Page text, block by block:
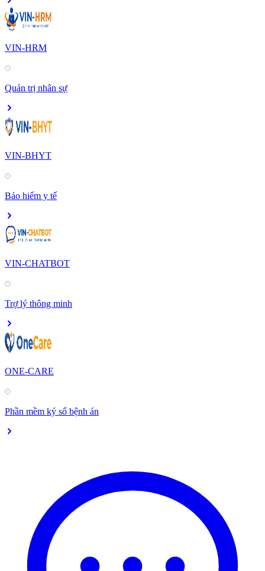
VIN-HRM
Quản trị nhân sự
VIN-BHYT
Bảo hiểm y tế
VIN-CHATBOT
Trợ lý thông minh
ONE-CARE
Phần mềm ký số bệnh án